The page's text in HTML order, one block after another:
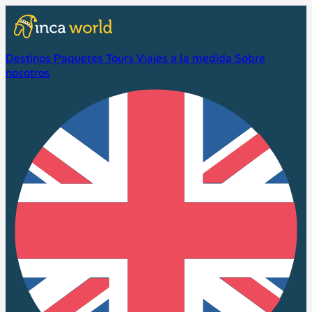
Destinos Paquetes Tours Viajes a la medida Sobre
nosotros